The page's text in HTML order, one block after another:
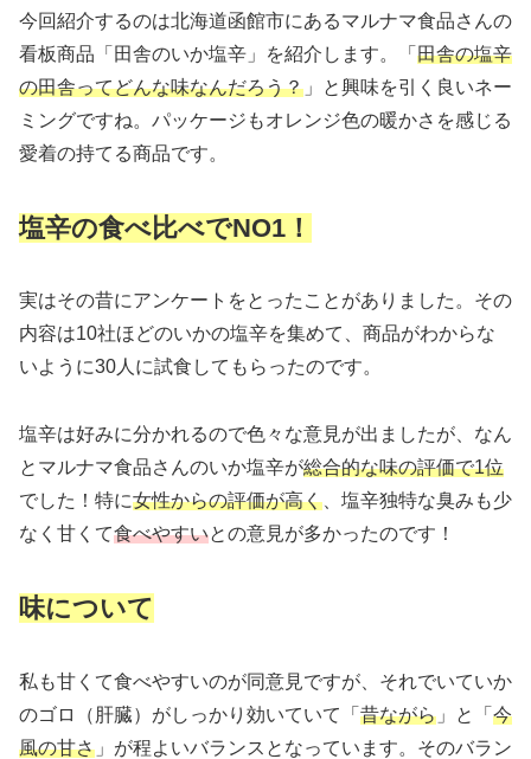
今回紹介するのは北海道函館市にあるマルナマ食品さんの
看板商品「田舎のいか塩辛」を紹介します。「 田舎の塩辛
の田舎ってどんな味なんだろう？ 」と興味を引く良いネー
ミングですね。パッケージもオレンジ色の暖かさを感じる
愛着の持てる商品です。
塩辛の食べ比べでNO1！
実はその昔にアンケートをとったことがありました。その
内容は10社ほどのいかの塩辛を集めて、商品がわからな
いように30人に試食してもらったのです。
塩辛は好みに分かれるので色々な意見が出ましたが、なん
とマルナマ食品さんのいか塩辛が総合的な味の評価で1位
でした！特に女性からの評価が高く 、塩辛独特な臭みも少
なく甘くて食べやすいとの意見が多かったのです！
味について
私も甘くて食べやすいのが同意見ですが、それでいていか
のゴロ（肝臓）がしっかり効いていて「 昔ながら 」と「 今
風の甘さ 」が程よいバランスとなっています。そのバラン